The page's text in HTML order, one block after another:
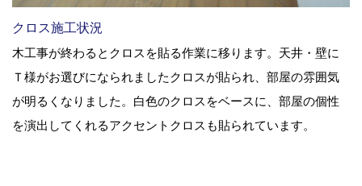
クロス施工状況
木工事が終わるとクロスを貼る作業に移ります。天井・壁に
Ｔ様がお選びになられましたクロスが貼られ、部屋の雰囲気
が明るくなりました。白色のクロスをベースに、部屋の個性
を演出してくれるアクセントクロスも貼られています。